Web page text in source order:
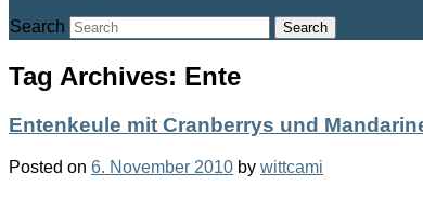
Search
Tag Archives: Ente
Entenkeule mit Cranberrys und
Posted on 6. November 2010 by wittcami